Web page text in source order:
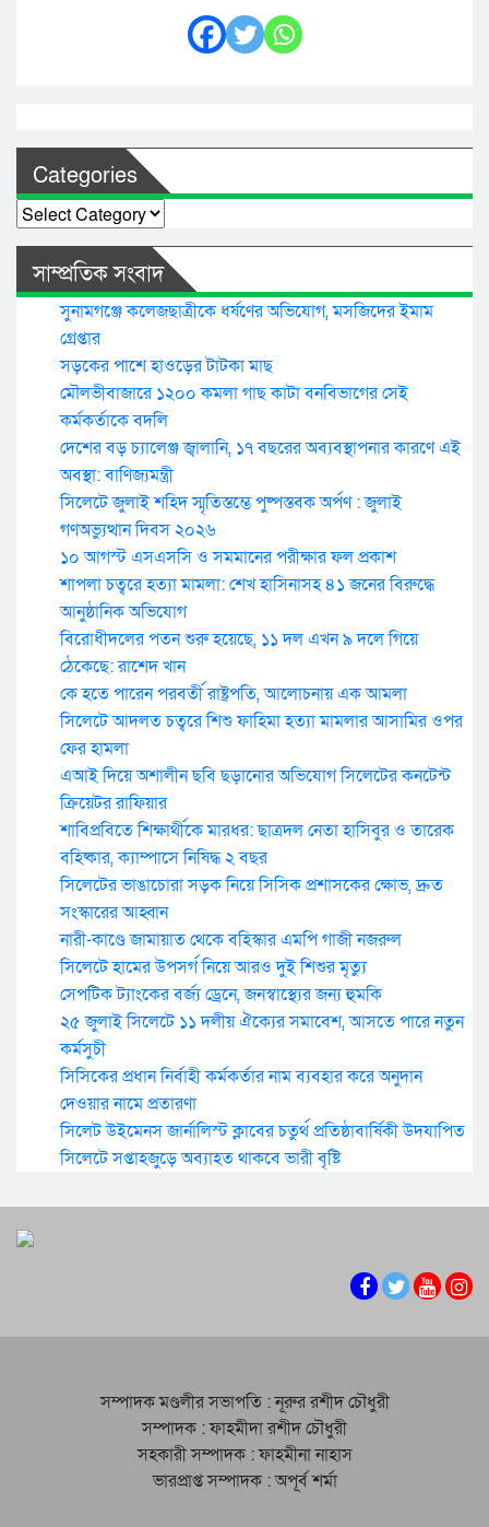
Categories
Categories
সাম্প্রতিক সংবাদ
সুনামগঞ্জে কলেজছাত্রীকে ধর্ষণের অভিযোগ, মসজিদের ইমাম
গ্রেপ্তার
সড়কের পাশে হাওড়ের টাটকা মাছ
মৌলভীবাজারে ১২০০ কমলা গাছ কাটা বনবিভাগের সেই
কর্মকর্তাকে বদলি
দেশের বড় চ্যালেঞ্জ জ্বালানি, ১৭ বছরের অব্যবস্থাপনার কারণে এই
অবস্থা: বাণিজ্যমন্ত্রী
সিলেটে জুলাই শহিদ স্মৃতিস্তম্ভে পুষ্পস্তবক অর্পণ : জুলাই
গণঅভ্যুত্থান দিবস ২০২৬
১০ আগস্ট এসএসসি ও সমমানের পরীক্ষার ফল প্রকাশ
শাপলা চত্বরে হত্যা মামলা: শেখ হাসিনাসহ ৪১ জনের বিরুদ্ধে
আনুষ্ঠানিক অভিযোগ
বিরোধীদলের পতন শুরু হয়েছে, ১১ দল এখন ৯ দলে গিয়ে
ঠেকেছে: রাশেদ খান
কে হতে পারেন পরবর্তী রাষ্ট্রপতি, আলোচনায় এক আমলা
সিলেটে আদলত চত্বরে শিশু ফাহিমা হত্যা মামলার আসামির ওপর
ফের হামলা
এআই দিয়ে অশালীন ছবি ছড়ানোর অভিযোগ সিলেটের কনটেন্ট
ক্রিয়েটর রাফিয়ার
শাবিপ্রবিতে শিক্ষার্থীকে মারধর: ছাত্রদল নেতা হাসিবুর ও তারেক
বহিষ্কার, ক্যাম্পাসে নিষিদ্ধ ২ বছর
সিলেটের ভাঙাচোরা সড়ক নিয়ে সিসিক প্রশাসকের ক্ষোভ, দ্রুত
সংস্কারের আহ্বান
নারী-কাণ্ডে জামায়াত থেকে বহিস্কার এমপি গাজী নজরুল
সিলেটে হামের উপসর্গ নিয়ে আরও দুই শিশুর মৃত্যু
সেপটিক ট্যাংকের বর্জ্য ড্রেনে, জনস্বাস্থ্যের জন্য হুমকি
২৫ জুলাই সিলেটে ১১ দলীয় ঐক্যের সমাবেশ, আসতে পারে নতুন
কর্মসুচী
সিসিকের প্রধান নির্বাহী কর্মকর্তার নাম ব্যবহার করে অনুদান
দেওয়ার নামে প্রতারণা
সিলেট উইমেনস জার্নালিস্ট ক্লাবের চতুর্থ প্রতিষ্ঠাবার্ষিকী উদযাপিত
সিলেটে সপ্তাহজুড়ে অব্যাহত থাকবে ভারী বৃষ্টি
সম্পাদক মণ্ডলীর সভাপতি : নূরুর রশীদ চৌধুরী
সম্পাদক : ফাহমীদা রশীদ চৌধুরী
সহকারী সম্পাদক : ফাহমীনা নাহাস
ভারপ্রাপ্ত সম্পাদক : অপূর্ব শর্মা